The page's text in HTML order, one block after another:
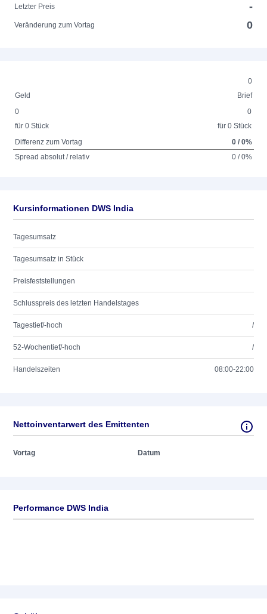
Letzter Preis
-
Veränderung zum Vortag 0
0
Geld
Brief
0
für 0 Stück
0
für 0 Stück
Differenz zum Vortag
0 / 0%
Spread absolut / relativ
0 / 0%
Kursinformationen DWS India
Tagesumsatz
Tagesumsatz in Stück
Preisfeststellungen
Schlusspreis des letzten Handelstages
Tagestief/-hoch /
52-Wochentief/-hoch /
Handelszeiten 08:00-22:00
Nettoinventarwert des Emittenten
Vortag Datum
Performance DWS India